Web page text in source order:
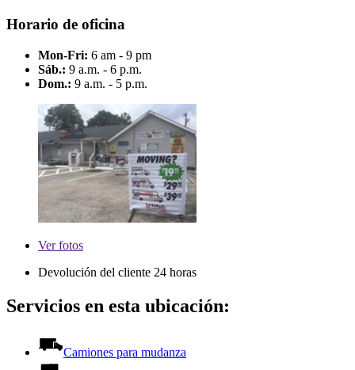
Horario de oficina
Mon-Fri: 6 am - 9 pm
Sáb.: 9 a.m. - 6 p.m.
Dom.: 9 a.m. - 5 p.m.
Verfotos
Devolución del cliente 24 horas
Servicios en esta ubicación:
Camiones para mudanza